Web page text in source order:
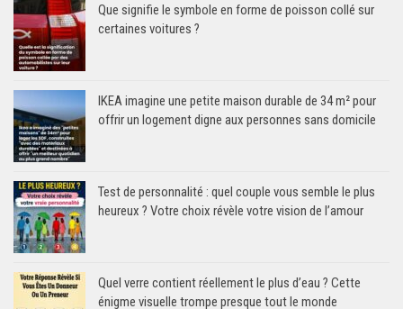
Que signifie le symbole en forme de poisson collé sur
certaines voitures ?
IKEA imagine une petite maison durable de 34 m² pour
offrir un logement digne aux personnes sans domicile
Test de personnalité : quel couple vous semble le plus
heureux ? Votre choix révèle votre vision de l’amour
Quel verre contient réellement le plus d’eau ? Cette
énigme visuelle trompe presque tout le monde